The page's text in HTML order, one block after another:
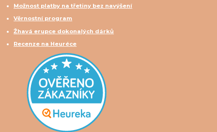
Možnost platby na třetiny bez navýšení
Věrnostní program
Žhavá erupce dokonalých dárků
Recenze na Heuréce